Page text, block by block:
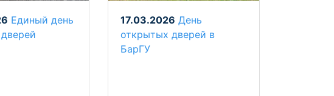
Единый день
17.03.2026 День
открытых дверей в
БарГУ